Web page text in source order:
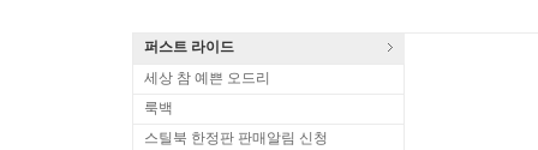
퍼스트 라이드
세상 참 예쁜 오드리
룩백
스틸북 한정판 판매알림 신청